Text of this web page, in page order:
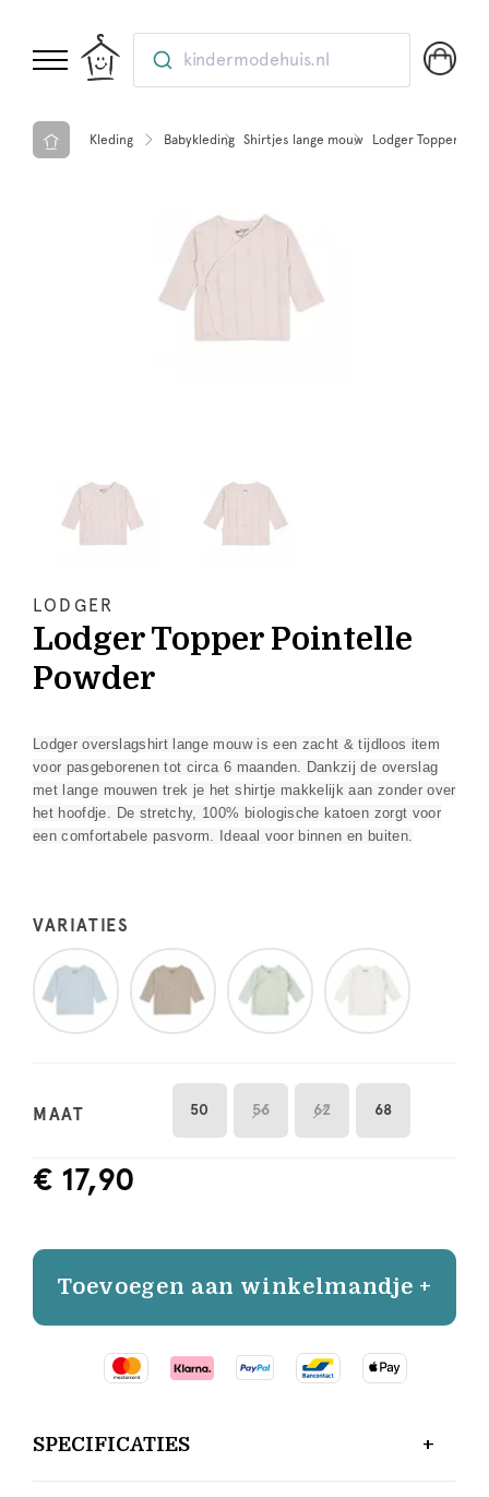
kindermodehuis.nl
Kleding Babykleding Shirtjes lange mouw Lodger Topper
LODGER
Lodger Topper Pointelle
Powder
Lodger overslagshirt lange mouw is een zacht & tijdloos item
voor pasgeborenen tot circa 6 maanden. Dankzij de overslag
met lange mouwen trek je het shirtje makkelijk aan zonder over
het hoofdje. De stretchy, 100% biologische katoen zorgt voor
een comfortabele pasvorm. Ideaal voor binnen en buiten.
VARIATIES
MAAT 50 56 62 68
€ 17,90
Toevoegen aan winkelmandje +
SPECIFICATIES